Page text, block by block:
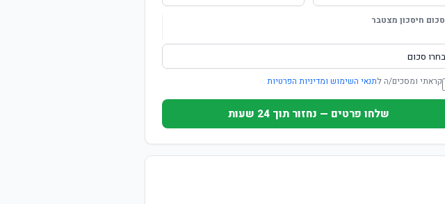
סכום חיסכון מצטבר
קראתי ומסכים/ה לתנאי השימוש ומדיניות הפרטיות
שלחו פרטים — נחזור תוך 24 שעות